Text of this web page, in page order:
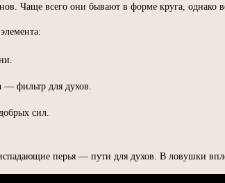
Чаще всего они бывают в форме круга, однако
— фильтр для духов.
сил.
перья — пути для духов. В ловушки